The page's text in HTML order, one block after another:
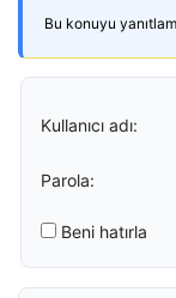
Bu konuyu
Kullanıcı adı:
Parola:
Beni hatırla